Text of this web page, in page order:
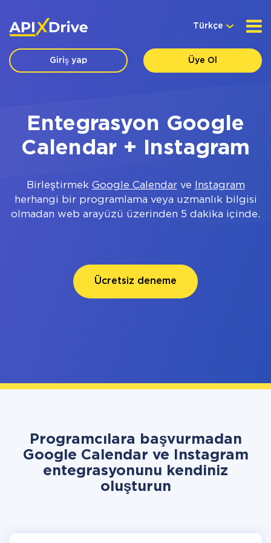
Türkçe
Giriş yap Üye Ol
Entegrasyon Google
Calendar + Instagram
Birleştirmek Google Calendarve
Instagram
herhangi bir programlama veya uzmanlık bilgisi
olmadan web arayüzü üzerinden 5 dakika içinde.
Ücretsiz deneme
Programcılara başvurmadan
Google Calendar ve Instagram
entegrasyonunu kendiniz
oluşturun